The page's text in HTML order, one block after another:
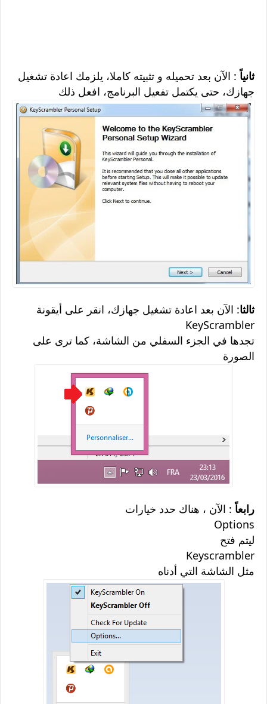
ثانياً : الآن بعد تحميله و تثبيته كاملا، يلزمك اعادة تشغيل
جهازك، حتى يكتمل تفعيل البرنامج، افعل ذلك
ثالثا: الآن بعد اعادة تشغيل جهازك، انقر على أيقونة
KeyScrambler
تجدها في الجزء السفلي من الشاشة، كما ترى على
الصورة
رابعاً : الآن ، هناك حدد خيارات
Options
ليتم فتح
Keyscrambler
مثل الشاشة التي أدناه